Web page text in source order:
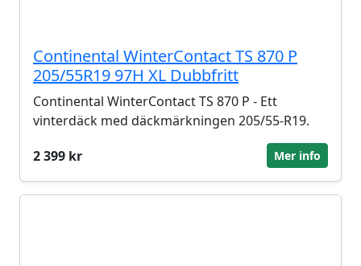
Continental WinterContact TS 870 P
205/55R19 97H XL Dubbfritt
Continental WinterContact TS 870 P - Ett
vinterdäck med däckmärkningen 205/55-R19.
2 399 kr
Mer info